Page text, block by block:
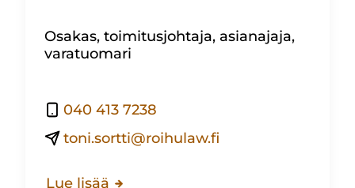
Osakas, toimitusjohtaja, asianajaja,
varatuomari
040 413 7238
toni.sortti@roihulaw.fi
Lue lisää